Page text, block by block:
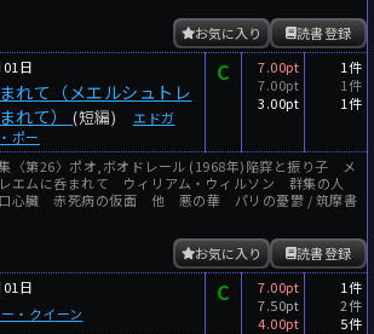
読書登録
お気に入り
日
れて（メエルシュトレ
れて）
(短編)
エドガ
ポー
C
7.00pt
7.00pt
3.00pt
1件
1件
1件
〈第26〉ポオ,ボオドレール (1968年)陥穽と振り子 メ
エムに呑まれて ウィリアム・ウィルソン 群集の人
心臓 赤死病の仮面 他 悪の華 パリの憂鬱 / 筑摩書
読書登録
お気に入り
日
・クイーン
C
7.00pt
7.50pt
4.00pt
1件
2件
5件